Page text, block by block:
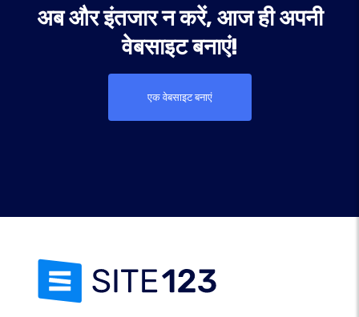
अब और इंतजार न करें, आज ही अपनी
वेबसाइट बनाएं!
एक वेबसाइट बनाएं